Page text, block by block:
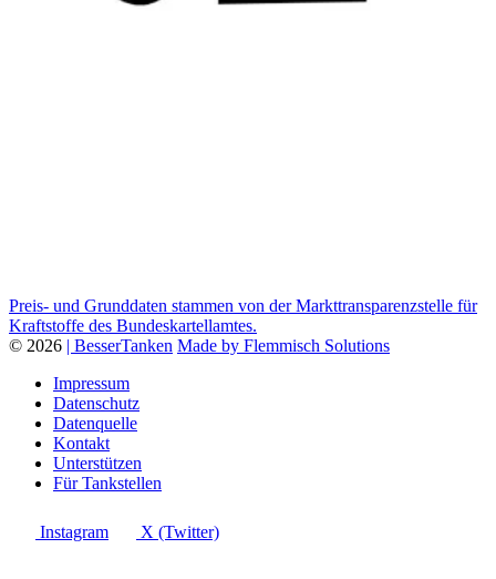
Preis- und Grunddaten stammen von der Markttransparenzstelle für
Kraftstoffe des Bundeskartellamtes.
© 2026 | BesserTanken Made by Flemmisch Solutions
Impressum
Datenschutz
Datenquelle
Kontakt
Unterstützen
Für Tankstellen
Instagram X (Twitter)